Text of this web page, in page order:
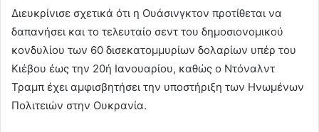
Διευκρίνισε σχετικά ότι η Ουάσινγκτον προτίθεται να
δαπανήσει και το τελευταίο σεντ του δημοσιονομικού
κονδυλίου των 60 δισεκατομμυρίων δολαρίων υπέρ του
Κιέβου έως την 20ή Ιανουαρίου, καθώς ο Ντόναλντ
Τραμπ έχει αμφισβητήσει την υποστήριξη των Ηνωμένων
Πολιτειών στην Ουκρανία.